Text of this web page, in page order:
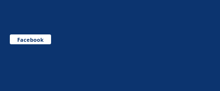
Facebook